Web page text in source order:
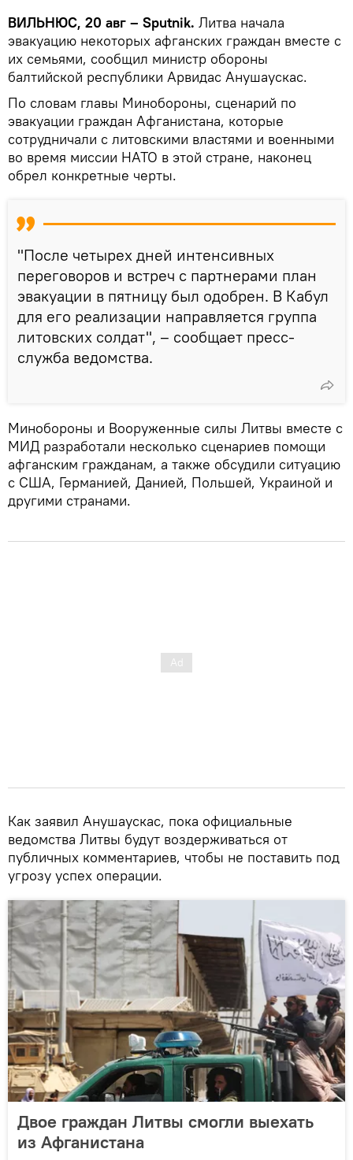
ВИЛЬНЮС, 20 авг – Sputnik. Литва начала
эвакуацию некоторых афганских граждан вместе с
их семьями, сообщил министр обороны
балтийской республики Арвидас Анушаускас.
По словам главы Минобороны, сценарий по
эвакуации граждан Афганистана, которые
сотрудничали с литовскими властями и военными
во время миссии НАТО в этой стране, наконец
обрел конкретные черты.
"После четырех дней интенсивных
переговоров и встреч с партнерами план
эвакуации в пятницу был одобрен. В Кабул
для его реализации направляется группа
литовских солдат", – сообщает пресс-
служба ведомства.
Минобороны и Вооруженные силы Литвы вместе с
МИД разработали несколько сценариев помощи
афганским гражданам, а также обсудили ситуацию
с США, Германией, Данией, Польшей, Украиной и
другими странами.
Как заявил Анушаускас, пока официальные
ведомства Литвы будут воздерживаться от
публичных комментариев, чтобы не поставить под
угрозу успех операции.
Двое граждан Литвы смогли выехать
из Афганистана